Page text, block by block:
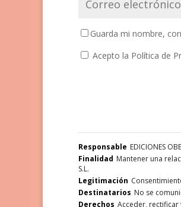
Guarda mi nombre,
Acepto la Política de
Responsable EDICIONES
Finalidad Mantener una
S.L.
Legitimación
Destinatarios No se
Derechos Acceder,